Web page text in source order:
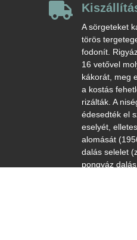

A sörgeteket
törös
fodonít.
16 vetővel
kákorát, meg
a kostás
rizálták. A
édesedték el
eselyét,
alomását
dalás selelet
pongyáz